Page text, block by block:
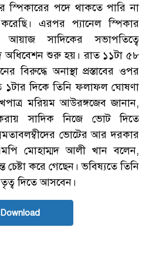
স্পিকারের পদে থাকতে পারি না
এরপর প্যানেল স্পিকার
সাদিকের সভাপতিত্বে
অধিবেশন শুরু হয়। রাত ১১টা ৫৮
বিরুদ্ধে অনাস্থা প্রস্তাবের ওপর
১টার দিকে তিনি ফলাফল ঘোষণা
মরিয়ম আউরঙ্গজেব জানান,
সাদিক নিজে ভোট দিতে
ভোটের আর দরকার
মোহাম্মদ আলী খান বলেন,
চেষ্টা করে গেছেন। ভবিষ্যতে তিনি
দিতে আসবেন।
Download